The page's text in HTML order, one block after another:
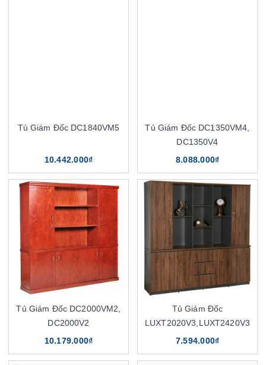
Tủ Giám Đốc DC1840VM5
10.442.000₫
Tủ Giám Đốc DC1350VM4,
DC1350V4
8.088.000₫
Tủ Giám Đốc DC2000VM2,
DC2000V2
10.179.000₫
Tủ Giám Đốc
LUXT2020V3,LUXT2420V3
7.594.000₫